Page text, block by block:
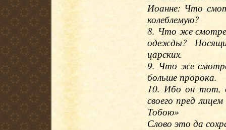
Иоанне: Что
колеблемую?
8. Что же
одежды?
царских.
9. Что же
больше пророка.
10. Ибо он тот,
своего пред
Тобою»
Слово это да